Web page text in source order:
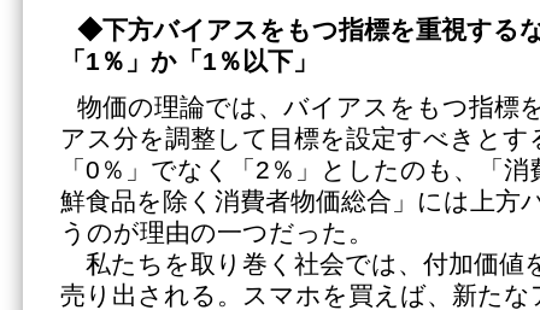
◆下方バイアスをもつ指標を重視する
「1％」か「1％以下」
物価の理論では、バイアスをもつ指標
アス分を調整して目標を設定すべきとす
「0％」でなく「2％」としたのも、「
鮮食品を除く消費者物価総合」には上方
うのが理由の一つだった。
私たちを取り巻く社会では、付加価値
売り出される。スマホを買えば、新た